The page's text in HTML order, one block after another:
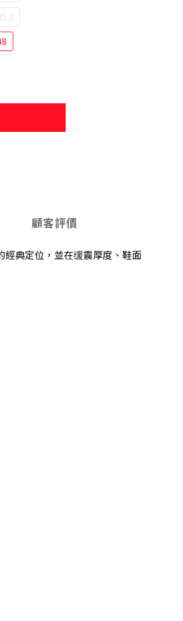
顧客評價
經典定位，並在缓震厚度、鞋面